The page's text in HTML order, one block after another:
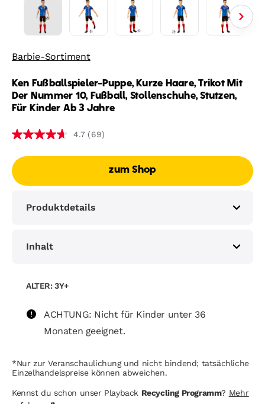
Barbie-Sortiment
Ken Fußballspieler-Puppe, Kurze Haare, Trikot Mit
Der Nummer 10, Fußball, Stollenschuhe, Stutzen,
Für Kinder Ab 3 Jahre
4.7
5
Sternen,
Durchschnittswert
Bewertung.
Reviews.
derselben
4.7 (69)
zum Shop
Produktdetails
Inhalt
ALTER: 3Y+
ACHTUNG: Nicht für Kinder unter 36
Monaten geeignet.
*Nur zur Veranschaulichung und nicht bindend; tatsächliche
Einzelhandelspreise können abweichen.
Kennst du schon unser Playback Recycling Programm? Mehr